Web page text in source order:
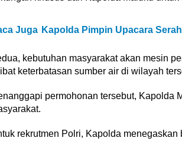
Juga Kapolda Pimpin Upacara
kebutuhan masyarakat akan mesin
keterbatasan sumber air di wilayah
permohonan tersebut, Kapolda
rekrutmen Polri, Kapolda